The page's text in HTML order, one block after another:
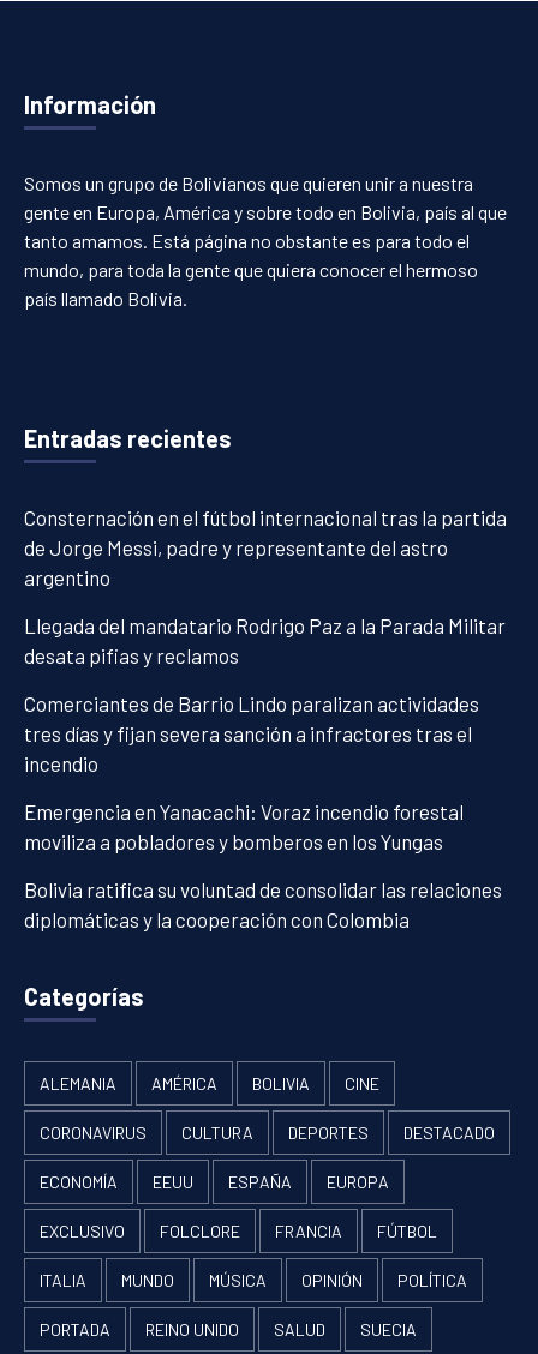
Información
Somos un grupo de Bolivianos que quieren unir a nuestra
gente en Europa, América y sobre todo en Bolivia, país al que
tanto amamos. Está página no obstante es para todo el
mundo, para toda la gente que quiera conocer el hermoso
país llamado Bolivia.
Entradas recientes
Consternación en el fútbol internacional tras la partida
de Jorge Messi, padre y representante del astro
argentino
Llegada del mandatario Rodrigo Paz a la Parada Militar
desata pifias y reclamos
Comerciantes de Barrio Lindo paralizan actividades
tres días y fijan severa sanción a infractores tras el
incendio
Emergencia en Yanacachi: Voraz incendio forestal
moviliza a pobladores y bomberos en los Yungas
Bolivia ratifica su voluntad de consolidar las relaciones
diplomáticas y la cooperación con Colombia
Categorías
ALEMANIA AMÉRICA BOLIVIA CINE
CORONAVIRUS CULTURA DEPORTES DESTACADO
ECONOMÍA EEUU ESPAÑA EUROPA
EXCLUSIVO FOLCLORE FRANCIA FÚTBOL
ITALIA MUNDO MÚSICA OPINIÓN POLÍTICA
PORTADA REINO UNIDO SALUD SUECIA